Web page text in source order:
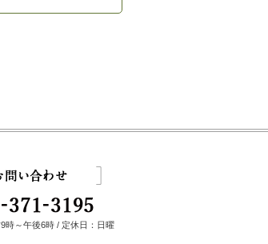
時～午後6時 / 定休日：日曜